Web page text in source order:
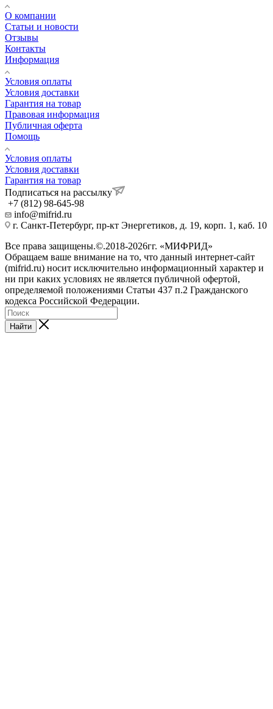
О компании
Статьи и новости
Отзывы
Контакты
Информация
Условия оплаты
Условия доставки
Гарантия на товар
Правовая информация
Публичная оферта
Помощь
Условия оплаты
Условия доставки
Гарантия на товар
Подписаться на рассылку
+7 (812) 98-645-98
info@mifrid.ru
г. Санкт-Петербург, пр-кт Энергетиков, д. 19, корп. 1, каб. 10
Все права защищены.©.2018-2026гг. «МИФРИД»
Обращаем ваше внимание на то, что данный интернет-сайт
(mifrid.ru) носит исключительно информационный характер и
ни при каких условиях не является публичной офертой,
определяемой положениями Статьи 437 п.2 Гражданского
кодекса Российской Федерации.
Найти